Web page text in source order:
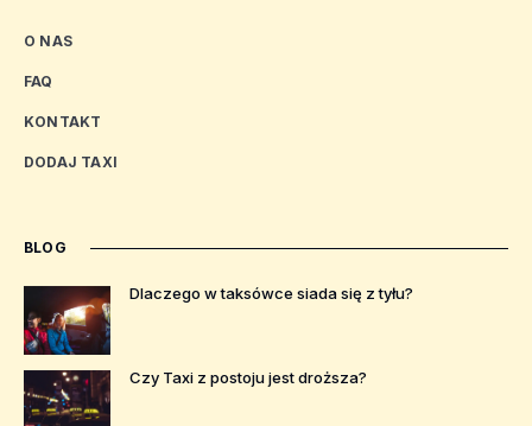
O NAS
FAQ
KONTAKT
DODAJ TAXI
BLOG
Dlaczego w taksówce siada się z tyłu?
Czy Taxi z postoju jest droższa?